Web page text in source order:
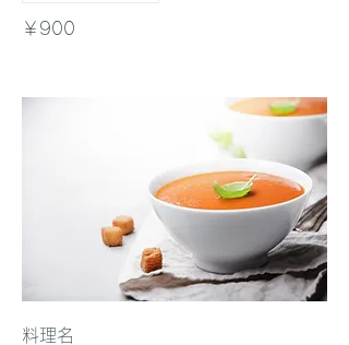
￥900
料理名